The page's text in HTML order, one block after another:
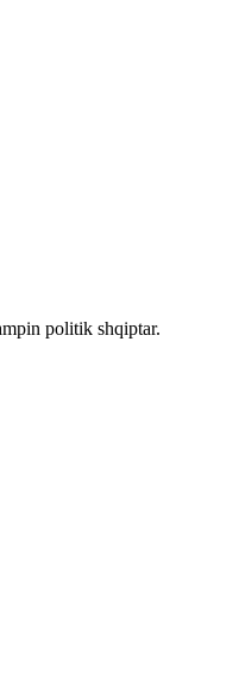
politik shqiptar.